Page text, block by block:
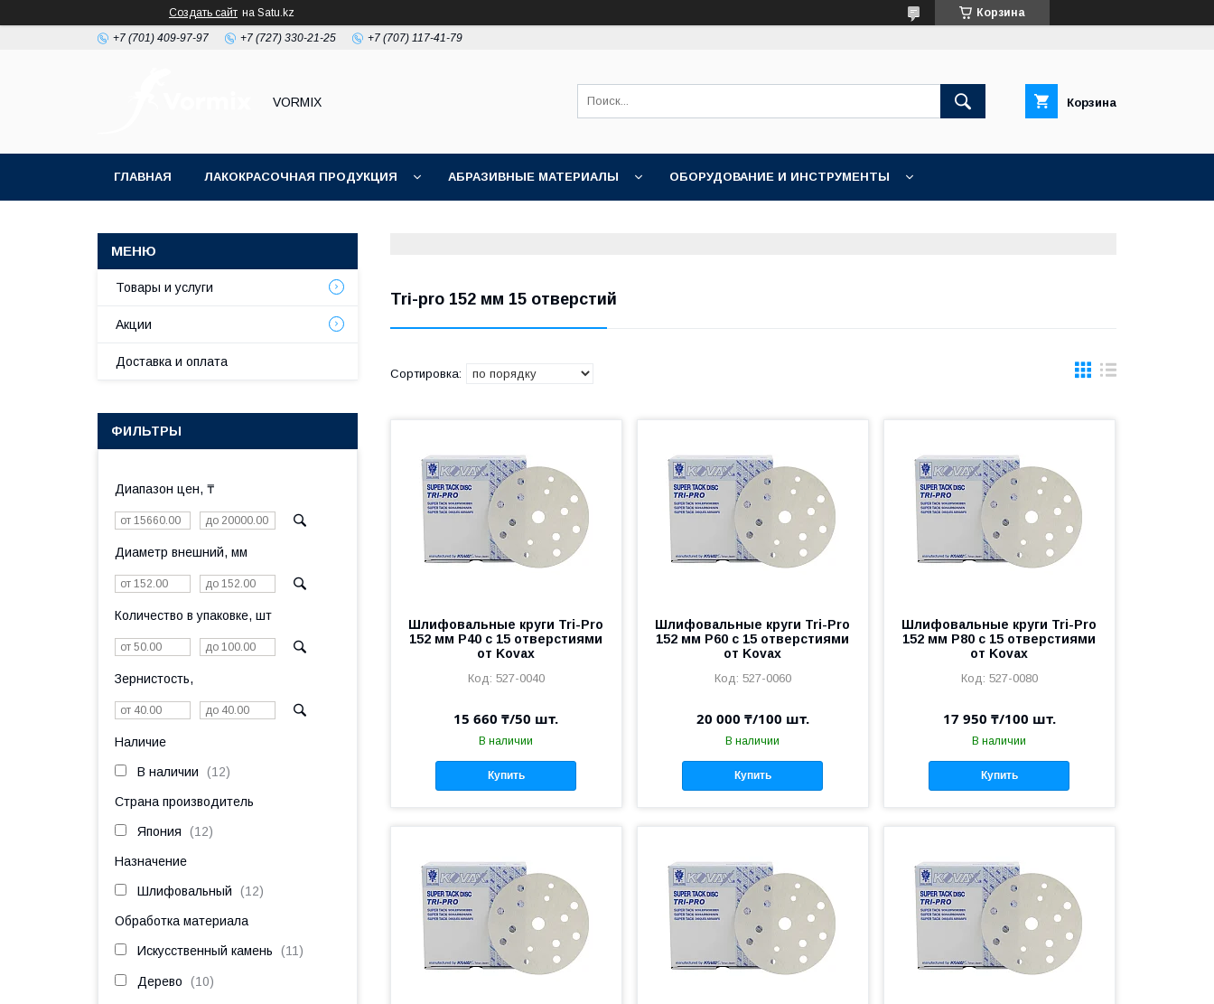
Создать сайт на Satu.kz Корзина
+7 (701) 409-97-97 +7 (727) 330-21-25 +7 (707) 117-41-79
VORMIX Корзина
ГЛАВНАЯ ЛАКОКРАСОЧНАЯ ПРОДУКЦИЯ АБРАЗИВНЫЕ МАТЕРИАЛЫ ОБОРУДОВАНИЕ И ИНСТРУМЕНТЫ
Tri-pro 152 мм 15 отверстий
Шлифовальные круги Tri-Pro
152 мм P40 c 15 отверстиями
от Kovax
527-0040
15 660 ₸/50 шт.
В наличии
Купить
Шлифовальные круги Tri-Pro
152 мм P60 c 15 отверстиями
от Kovax
527-0060
20 000 ₸/100 шт.
В наличии
Купить
Шлифовальные круги Tri-Pro
152 мм P80 c 15 отверстиями
от Kovax
527-0080
17 950 ₸/100 шт.
В наличии
Купить
Товары и услуги
Акции
Доставка и оплата
ФИЛЬТРЫ
Диапазон цен, ₸
Диаметр внешний, мм
Количество в упаковке, шт
Зернистость,
Наличие
В наличии 12
Страна производитель
Япония 12
Назначение
Шлифовальный 12
Обработка материала
Искусственный камень 11
Дерево 10